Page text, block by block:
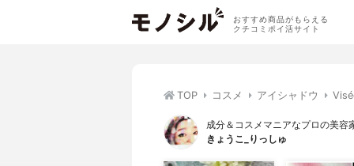
おすすめ商品がもらえる
クチコミポイ活サイト
TOP コスメ アイシャドウ
成分＆コスメマニアなプロの美容
きょうこ_りっしゅ